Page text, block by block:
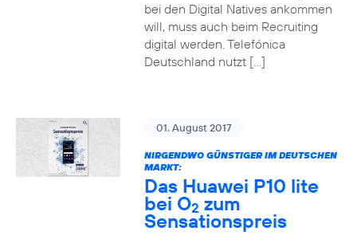
bei den Digital Natives ankommen
will, muss auch beim Recruiting
digital werden. Telefónica
Deutschland nutzt […]
01. August 2017
NIRGENDWO GÜNSTIGER IM DEUTSCHEN
MARKT:
Das Huawei P10 lite
bei O2 zum
Sensationspreis